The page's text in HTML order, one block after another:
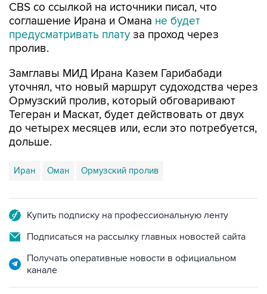
CBS со ссылкой на источники писал, что
соглашение Ирана и Омана не будет
предусматривать плату за проход через
пролив.
Замглавы МИД Ирана Казем Гарибабади
уточнял, что новый маршрут судоходства через
Ормузский пролив, который обговаривают
Тегеран и Маскат, будет действовать от двух
до четырех месяцев или, если это потребуется,
дольше.
Иран Оман Ормузский пролив
Купить подписку на профессиональную ленту
Подписаться на рассылку главных новостей сайта
Получать оперативные новости в официальном
канале